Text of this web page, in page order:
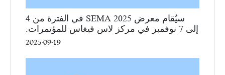
سيُقام معرض SEMA 2025 في الفترة من 4
إلى 7 نوفمبر في مركز لاس فيغاس للمؤتمرات.
2025-09-19